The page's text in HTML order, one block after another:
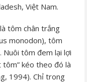
Việt Nam.
tôm chân trắng
monodon), tôm
Nuôi tôm đem lại lợi
tôm” kéo theo đó là
1994). Chỉ trong